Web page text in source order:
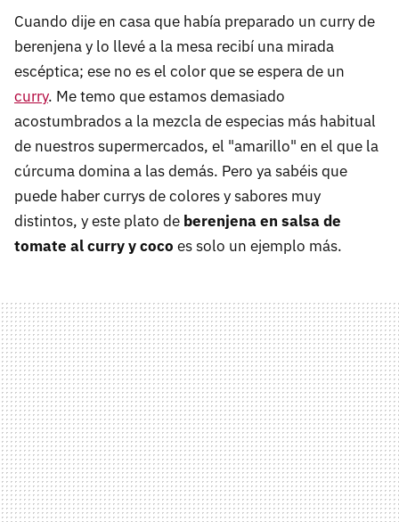
Cuando dije en casa que había preparado un curry de
berenjena y lo llevé a la mesa recibí una mirada
escéptica; ese no es el color que se espera de un
curry. Me temo que estamos demasiado
acostumbrados a la mezcla de especias más habitual
de nuestros supermercados, el "amarillo" en el que la
cúrcuma domina a las demás. Pero ya sabéis que
puede haber currys de colores y sabores muy
distintos, y este plato de berenjena en salsa de
tomate al curry y coco es solo un ejemplo más.